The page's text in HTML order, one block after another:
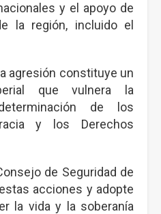
y el apoyo de
la región, incluido el
agresión constituye un
que vulnera la
de los
y los Derechos
de Seguridad de
acciones y adopte
la vida y la soberanía